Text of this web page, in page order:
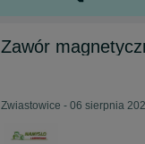
Zawór
Zwiastowice - 06 sierpnia